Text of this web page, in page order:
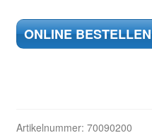
ONLINE BESTELLEN
Artikelnummer: 70090200